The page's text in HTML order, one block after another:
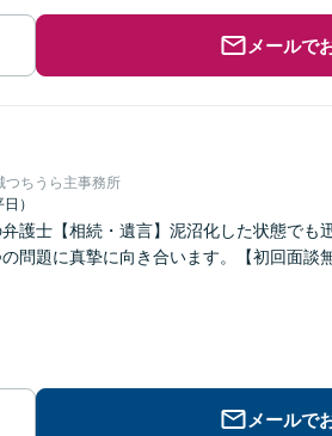
メールで
つちうら主事務所
）
護士【相続・遺言】泥沼化した状態でも
問題に真摯に向き合います。【初回面談
メールで